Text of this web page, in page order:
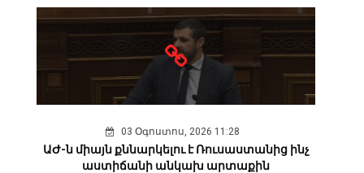
03 Օգոստոս, 2026 11:28
ԱԺ-ն միայն քննարկելու է Ռուսաստանից ինչ
աստիճանի անկախ արտաքին